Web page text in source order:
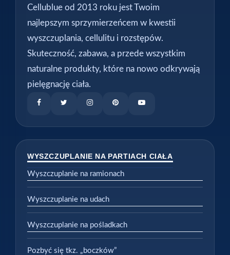
Cellublue od 2013 roku jest Twoim
najlepszym sprzymierzeńcem w kwestii
wyszczuplania, cellulitu i rozstępów.
Skuteczność, zabawa, a przede wszystkim
naturalne produkty, które na nowo odkrywają
pielęgnację ciała.
WYSZCZUPLANIE NA PARTIACH CIAŁA
Wyszczuplanie na ramionach
Wyszczuplanie na udach
Wyszczuplanie na pośladkach
Pozbyć się tkz. „boczków”